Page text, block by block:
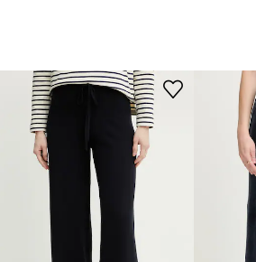
της
Μάρκα
Κατασκευαστής